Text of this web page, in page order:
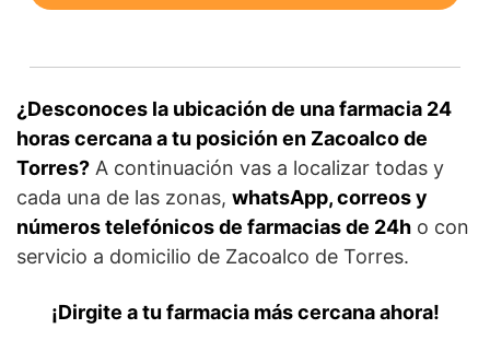
¿Desconoces la ubicación de una farmacia 24
horas cercana a tu posición en Zacoalco de
Torres? A continuación vas a localizar todas y
cada una de las zonas, whatsApp, correos y
números telefónicos de farmacias de 24h o con
servicio a domicilio de Zacoalco de Torres.
¡Dirgite a tu farmacia más cercana ahora!